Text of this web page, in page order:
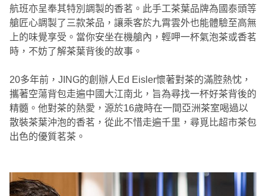
航班亦呈奉其特別調製的香茗。此手工茶葉品牌為國泰頭等
艙匠心調製了三款茶品，讓乘客於九霄雲外也能體驗至高無
上的味覺享受。當你安坐在機艙內，輕呷一杯氣泡茶或香茗
時，不妨了解茶葉背後的故事。
20多年前，JING的創辦人Ed Eisler懷著對茶的滿腔熱忱，
攜著空蕩背包走遍中國大江南北，旨為尋找一杯好茶背後的
精髓。他對茶的熱愛，源於16歲時在一間亞洲茶室喝過以
散裝茶葉沖泡的香茗，從此不惜走遍千里，尋覓比超市茶包
出色的優質茗茶。